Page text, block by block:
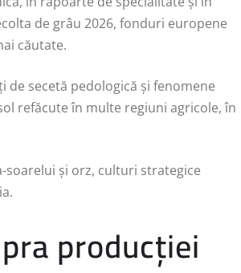
de grâu 2026, fonduri europene
căutate.
secetă pedologică și fenomene
refăcute în multe regiuni agricole, în
și orz, culturi strategice
producției